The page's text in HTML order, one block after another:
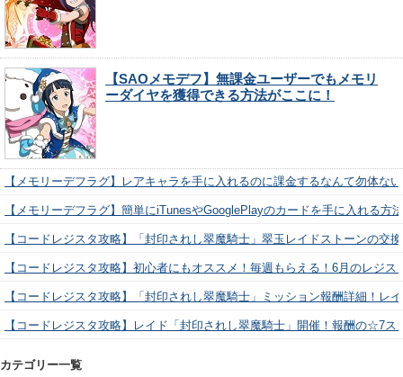
【SAOメモデフ】無課金ユーザーでもメモリ
ーダイヤを獲得できる方法がここに！
【メモリーデフラグ】レアキャラを手に入れるのに課金するなんて勿体な
【メモリーデフラグ】簡単にiTunesやGooglePlayのカードを手に入れる方
【コードレジスタ攻略】「封印されし翠魔騎士」翠玉レイドストーンの交
【コードレジスタ攻略】初心者にもオススメ！毎週もらえる！6月のレジ
【コードレジスタ攻略】「封印されし翠魔騎士」ミッション報酬詳細！レ
【コードレジスタ攻略】レイド「封印されし翠魔騎士」開催！報酬の☆7
カテゴリー一覧